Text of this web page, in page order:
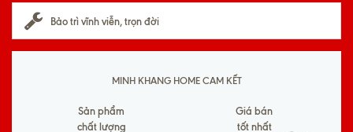
Bảo trì vĩnh viễn, trọn đời
MINH KHANG HOME CAM KẾT
Sản phẩm
chất lượng
Giá bán
tốt nhất